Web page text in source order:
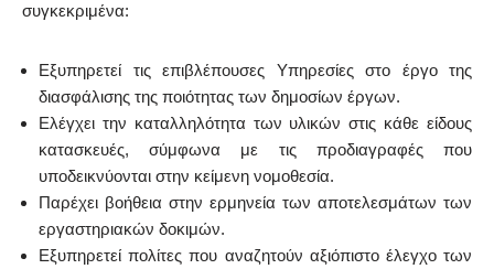
συγκεκριμένα:
Εξυπηρετεί τις επιβλέπουσες Υπηρεσίες στο έργο της
διασφάλισης της ποιότητας των δημοσίων έργων.
Ελέγχει την καταλληλότητα των υλικών στις κάθε είδους
κατασκευές, σύμφωνα με τις προδιαγραφές που
υποδεικνύονται στην κείμενη νομοθεσία.
Παρέχει βοήθεια στην ερμηνεία των αποτελεσμάτων των
εργαστηριακών δοκιμών.
Εξυπηρετεί πολίτες που αναζητούν αξιόπιστο έλεγχο των